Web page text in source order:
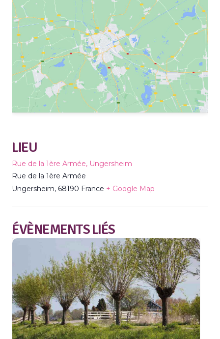
LIEU
Rue de la 1ère Armée, Ungersheim
Rue de la 1ère Armée
Ungersheim, 68190 France + Google Map
ÉVÈNEMENTS LIÉS